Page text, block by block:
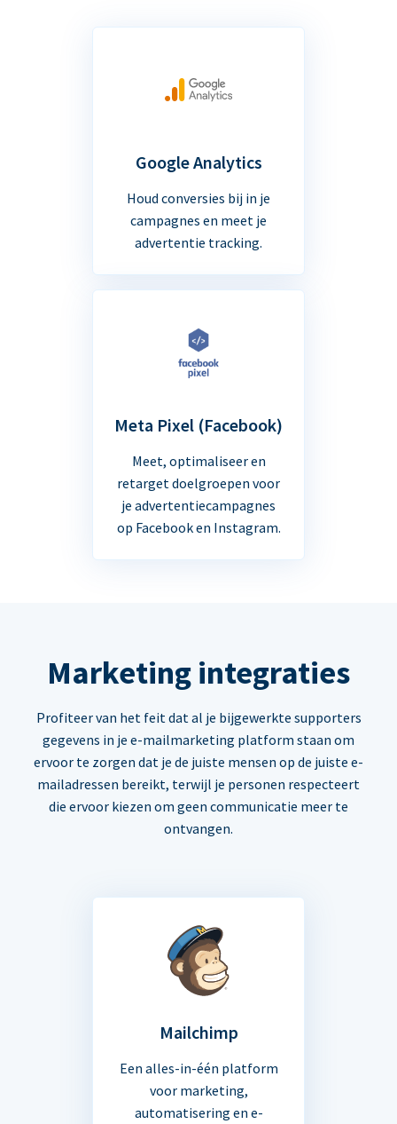
Google Analytics
Houd conversies bij in je
campagnes en meet je
advertentie tracking.
Meta Pixel (Facebook)
Meet, optimaliseer en
retarget doelgroepen voor
je advertentiecampagnes
op Facebook en Instagram.
Marketing integraties
Profiteer van het feit dat al je bijgewerkte supporters
gegevens in je e-mailmarketing platform staan om
ervoor te zorgen dat je de juiste mensen op de juiste e-
mailadressen bereikt, terwijl je personen respecteert
die ervoor kiezen om geen communicatie meer te
ontvangen.
Mailchimp
Een alles-in-één platform
voor marketing,
automatisering en e-